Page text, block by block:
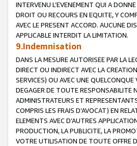
INTERVENU L’EVENEMENT QUI A
DROIT OU RECOURS EN EQUITE, Y
AVEC LE PRESENT ACCORD. AUCUNE
APPLICABLE INTERDIT LA LIMITATION.
9.Indemnisation
DANS LA MESURE AUTORISEE PAR LA
DIRECT OU INDIRECT AVEC LA
SERVICES) OU AVEC UNE
DEGAGER DE TOUTE RESPONSABILITE
ADMINISTRATEURS ET
COMPRIS LES FRAIS D’AVOCAT) EN
ELEMENTS AVEC D’AUTRES
PRODUCTION, LA PUBLICITE, LA
VOTRE UTILISATION DE TOUTE OFFRE